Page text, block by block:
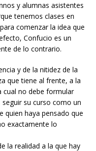
y alumnas asistentes
tenemos clases en
comenzar la idea que
Confucio es un
de lo contrario.
y de la nitidez de la
que tiene al frente, a la
cual no debe formular
su curso como un
quien haya pensado que
exactamente lo
la realidad a la que hay